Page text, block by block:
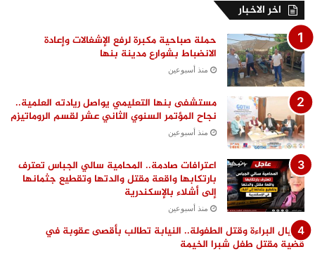
اخر الاخبار
حملة صباحية مكبرة لرفع الإشغالات وإعادة
الانضباط بشوارع مدينة بنها
منذ أسبوعين
مستشفى بنها التعليمي يواصل ريادته العلمية..
نجاح المؤتمر السنوي الثاني عشر لقسم الروماتيزم
منذ أسبوعين
اعترافات صادمة.. المحامية سالي الجباس تعترف
بارتكابها واقعة مقتل والدتها وتقطيع جثمانها
إلى أشلاء بالإسكندرية
منذ أسبوعين
اغتيال البراءة وقتل الطفولة.. النيابة تطالب بأقصى عقوبة في
قضية مقتل طفل شبرا الخيمة